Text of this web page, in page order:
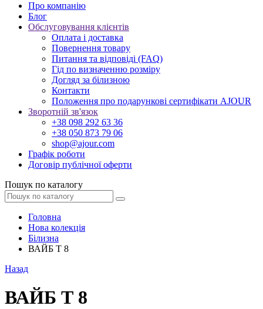
Про компанію
Блог
Обслуговування клієнтів
Оплата і доставка
Повернення товару
Питання та відповіді (FAQ)
Гід по визначенню розміру
Догляд за білизною
Контакти
Положення про подарункові сертифікати AJOUR
Зворотній зв'язок
+38 098 292 63 36
+38 050 873 79 06
shop@ajour.com
Графік роботи
Договір публічної оферти
Пошук по каталогу
Головна
Нова колекція
Білизна
ВАЙБ Т 8
Назад
ВАЙБ Т 8